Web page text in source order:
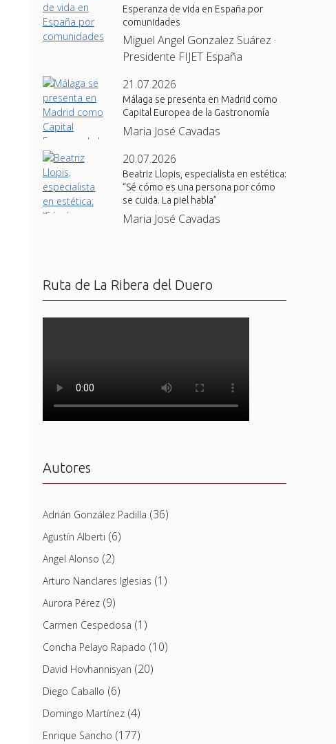
Esperanza de vida en España por
comunidades
Miguel Angel Gonzalez Suárez ·
Presidente FIJET España
21.07.2026
Málaga se presenta en Madrid como
Capital Europea de la Gastronomía
Maria José Cavadas
20.07.2026
Beatriz Llopis, especialista en estética:
“Sé cómo es una persona por cómo
se cuida. La piel habla”
Maria José Cavadas
Ruta de La Ribera del Duero
Autores
Adrián González Padilla (36)
Agustín Alberti (6)
Angel Alonso (2)
Arturo Nanclares Iglesias (1)
Aurora Pérez(9)
Carmen Cespedosa (1)
Concha Pelayo Rapado (10)
David Hovhannisyan (20)
Diego Caballo (6)
Domingo Martínez(4)
Enrique Sancho (177)